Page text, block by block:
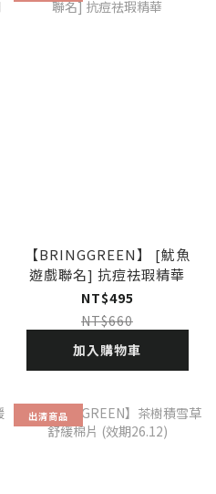
【BRINGGREEN】 [魷魚
遊戲聯名] 抗痘祛瑕精華
NT$495
NT$660
加入購物車
出清商品